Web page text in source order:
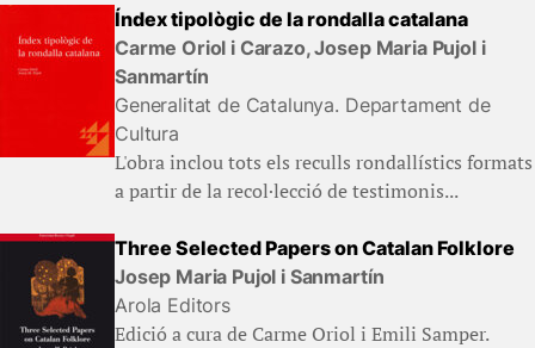
Índex tipològic de la rondalla catalana
Carme Oriol i Carazo, Josep Maria Pujol i
Sanmartín
Generalitat de Catalunya. Departament de
Cultura
L'obra inclou tots els reculls rondallístics formats
a partir de la recol·lecció de testimonis...
Three Selected Papers on Catalan Folklore
Josep Maria Pujol i Sanmartín
Arola Editors
Edició a cura de Carme Oriol i Emili Samper.